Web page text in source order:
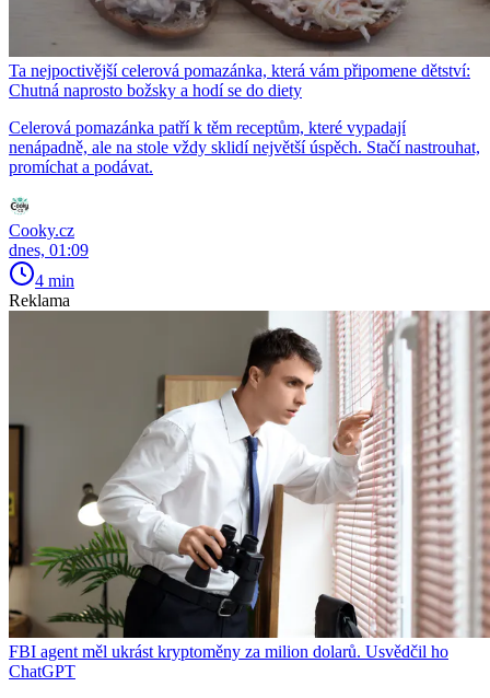
Ta nejpoctivější celerová pomazánka, která vám připomene dětství:
Chutná naprosto božsky a hodí se do diety
Celerová pomazánka patří k těm receptům, které vypadají
nenápadně, ale na stole vždy sklidí největší úspěch. Stačí nastrouhat,
promíchat a podávat.
Cooky.cz
dnes, 01:09
4 min
Reklama
FBI agent měl ukrást kryptoměny za milion dolarů. Usvědčil ho
ChatGPT